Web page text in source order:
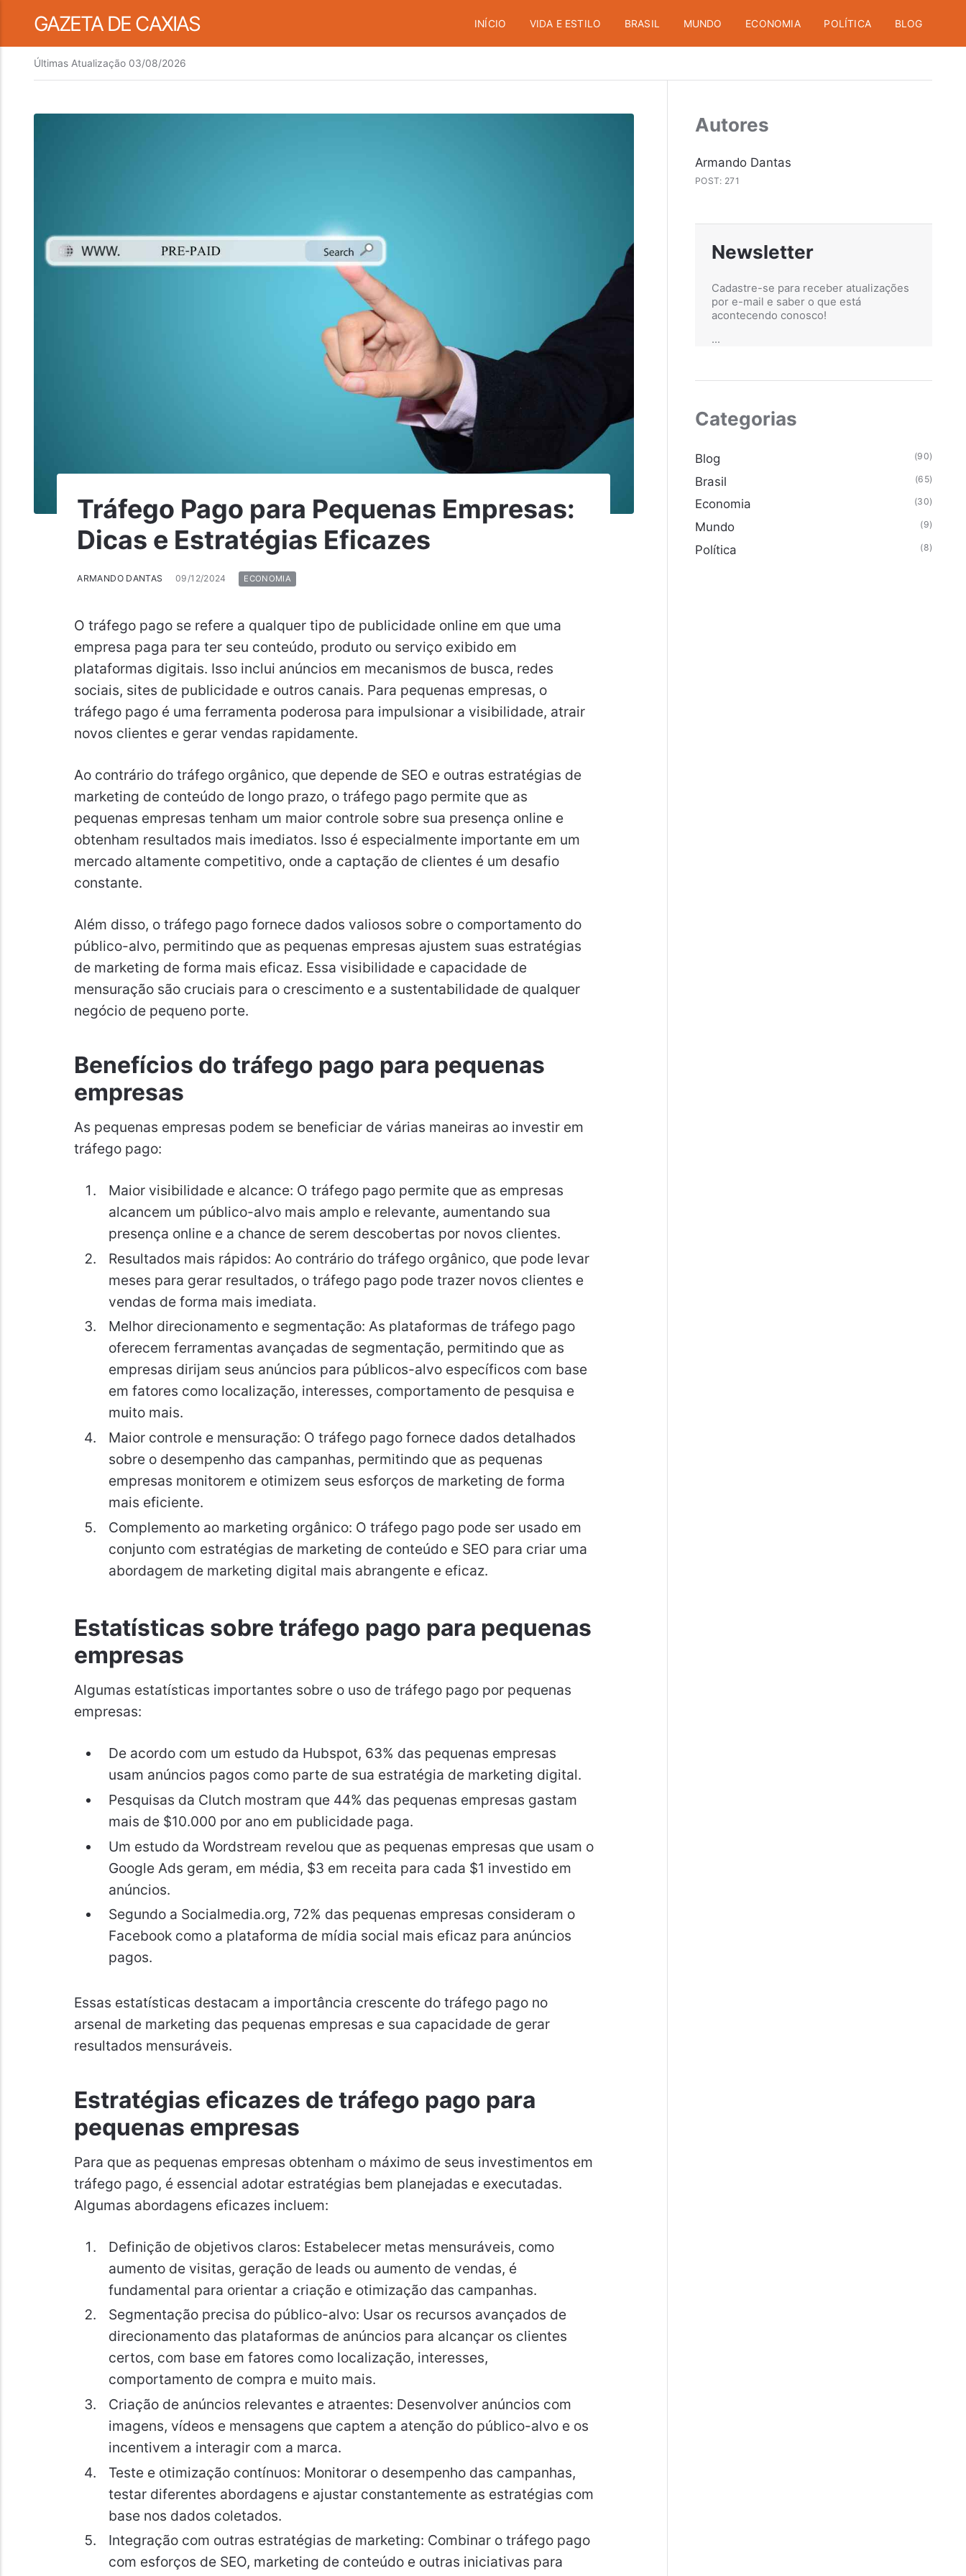
GAZETA DE CAXIAS INÍCIO VIDA E ESTILO BRASIL MUNDO ECONOMIA POLÍTICA BLOG
Últimas Atualização 03/08/2026
Tráfego Pago para Pequenas Empresas:
Dicas e Estratégias Eficazes
ARMANDO DANTAS 09/12/2024 ECONOMIA
O tráfego pago se refere a qualquer tipo de publicidade online em que uma
empresa paga para ter seu conteúdo, produto ou serviço exibido em
plataformas digitais. Isso inclui anúncios em mecanismos de busca, redes
sociais, sites de publicidade e outros canais. Para pequenas empresas, o
tráfego pago é uma ferramenta poderosa para impulsionar a visibilidade, atrair
novos clientes e gerar vendas rapidamente.
Ao contrário do tráfego orgânico, que depende de SEO e outras estratégias de
marketing de conteúdo de longo prazo, o tráfego pago permite que as
pequenas empresas tenham um maior controle sobre sua presença online e
obtenham resultados mais imediatos. Isso é especialmente importante em um
mercado altamente competitivo, onde a captação de clientes é um desafio
constante.
Além disso, o tráfego pago fornece dados valiosos sobre o comportamento do
público-alvo, permitindo que as pequenas empresas ajustem suas estratégias
de marketing de forma mais eficaz. Essa visibilidade e capacidade de
mensuração são cruciais para o crescimento e a sustentabilidade de qualquer
negócio de pequeno porte.
Benefícios do tráfego pago para pequenas
empresas
As pequenas empresas podem se beneficiar de várias maneiras ao investir em
tráfego pago:
Maior visibilidade e alcance: O tráfego pago permite que as empresas
alcancem um público-alvo mais amplo e relevante, aumentando sua
presença online e a chance de serem descobertas por novos clientes.
Resultados mais rápidos: Ao contrário do tráfego orgânico, que pode levar
meses para gerar resultados, o tráfego pago pode trazer novos clientes e
vendas de forma mais imediata.
Melhor direcionamento e segmentação: As plataformas de tráfego pago
oferecem ferramentas avançadas de segmentação, permitindo que as
empresas dirijam seus anúncios para públicos-alvo específicos com base
em fatores como localização, interesses, comportamento de pesquisa e
muito mais.
Maior controle e mensuração: O tráfego pago fornece dados detalhados
sobre o desempenho das campanhas, permitindo que as pequenas
empresas monitorem e otimizem seus esforços de marketing de forma
mais eficiente.
Complemento ao marketing orgânico: O tráfego pago pode ser usado em
conjunto com estratégias de marketing de conteúdo e SEO para criar uma
abordagem de marketing digital mais abrangente e eficaz.
Estatísticas sobre tráfego pago para pequenas
empresas
Algumas estatísticas importantes sobre o uso de tráfego pago por pequenas
empresas:
De acordo com um estudo da Hubspot, 63% das pequenas empresas
usam anúncios pagos como parte de sua estratégia de marketing digital.
Pesquisas da Clutch mostram que 44% das pequenas empresas gastam
mais de $10.000 por ano em publicidade paga.
Um estudo da Wordstream revelou que as pequenas empresas que usam o
Google Ads geram, em média, $3 em receita para cada $1 investido em
anúncios.
Segundo a Socialmedia.org, 72% das pequenas empresas consideram o
Facebook como a plataforma de mídia social mais eficaz para anúncios
pagos.
Essas estatísticas destacam a importância crescente do tráfego pago no
arsenal de marketing das pequenas empresas e sua capacidade de gerar
resultados mensuráveis.
Estratégias eficazes de tráfego pago para
pequenas empresas
Para que as pequenas empresas obtenham o máximo de seus investimentos em
tráfego pago, é essencial adotar estratégias bem planejadas e executadas.
Algumas abordagens eficazes incluem:
Definição de objetivos claros: Estabelecer metas mensuráveis, como
aumento de visitas, geração de leads ou aumento de vendas, é
fundamental para orientar a criação e otimização das campanhas.
Segmentação precisa do público-alvo: Usar os recursos avançados de
direcionamento das plataformas de anúncios para alcançar os clientes
certos, com base em fatores como localização, interesses,
comportamento de compra e muito mais.
Criação de anúncios relevantes e atraentes: Desenvolver anúncios com
imagens, vídeos e mensagens que captem a atenção do público-alvo e os
incentivem a interagir com a marca.
Teste e otimização contínuos: Monitorar o desempenho das campanhas,
testar diferentes abordagens e ajustar constantemente as estratégias com
base nos dados coletados.
Integração com outras estratégias de marketing: Combinar o tráfego pago
com esforços de SEO, marketing de conteúdo e outras iniciativas para
Autores
Armando Dantas
POST: 271
Newsletter
Cadastre-se para receber atualizações
por e-mail e saber o que está
acontecendo conosco!
...
Categorias
Blog (90)
Brasil (65)
Economia (30)
Mundo (9)
Política (8)